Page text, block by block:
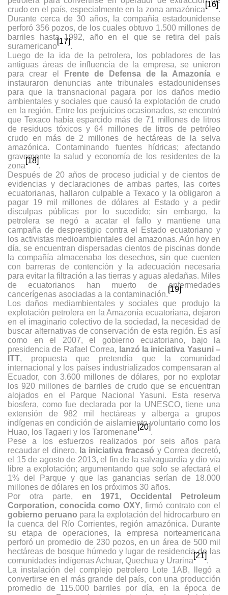
crudo en el país, especialmente en la zona amazónica
[16]
.
Durante cerca de 30 años, la compañía estadounidense
perforó 356 pozos, de los cuales obtuvo 1.500 millones de
barriles hasta 1992, año en el que se retira del país
suramericano
[17]
.
Luego de la ida de la petrolera, los pobladores de las
antiguas áreas de influencia de la empresa, se unieron
para crear el
Frente de Defensa de la Amazonía e
instauraron denuncias ante tribunales estadounidenses
para que la transnacional pagara por los daños medio
ambientales y sociales que causó la explotación de crudo
en la región. Entre los perjuicios ocasionados, se encontró
que Texaco había esparcido más de 71 millones de litros
de residuos tóxicos y 64 millones de litros de petróleo
crudo en más de 2 millones de hectáreas de la selva
amazónica. Contaminando fuentes hídricas; afectando
gravemente la salud y economía de los residentes de la
zona
[18]
.
Después de 20 años de proceso judicial y de cientos de
evidencias y declaraciones de ambas partes, las cortes
ecuatorianas, hallaron culpable a Texaco y la obligaron a
pagar 19 mil millones de dólares al Estado y a pedir
disculpas públicas por lo sucedido; sin embargo, la
petrolera se negó a acatar el fallo y mantiene una
campaña de desprestigio contra el Estado ecuatoriano y
los activistas medioambientales del amazonas. Aún hoy en
día, se encuentran dispersadas cientos de piscinas donde
la compañía almacenaba los desechos, sin que cuenten
con barreras de contención y la adecuación necesaria
para evitar la filtración a las tierras y aguas aledañas. Miles
de ecuatorianos han muerto de enfermedades
cancerígenas asociadas a la contaminación.
[19]
Los daños mediambientales y sociales que produjo la
explotación petrolera en la Amazonía ecuatoriana, dejaron
en el imaginario colectivo de la sociedad, la necesidad de
buscar alternativas de conservación de esta región. Es así
como en el 2007, el gobierno ecuatoriano, bajo la
presidencia de Rafael Correa, lanzó la iniciativa Yasuni –
ITT, propuesta que pretendía que la comunidad
internacional y los países industrializados compensaran al
Ecuador, con 3.600 millones de dólares, por no explotar
los 920 millones de barriles de crudo que se encuentran
alojados en el Parque Nacional Yasuni. Esta reserva
biosfera, como fue declarada por la UNESCO, tiene una
extensión de 982 mil hectáreas y alberga a grupos
indígenas en condición de aislamiento voluntario como los
Huao, los Tagaeri y los Taromenane
[20]
.
Pese a los esfuerzos realizados por seis años para
recaudar el dinero, la iniciativa fracasó y Correa decretó,
el 15 de agosto de 2013, el fin de la salvaguardia y dio vía
libre a explotación; argumentando que solo se afectará el
1% del Parque y que las ganancias serían de 18.000
millones de dólares en los próximos 30 años.
Por otra parte, en 1971, Occidental Petroleum
Corporation, conocida como OXY, firmó contrato con el
gobierno peruano para la explotación del hidrocarburo en
la cuenca del Río Corrientes, región amazónica. Durante
su etapa de operaciones, la empresa norteamericana
perforó un promedio de 230 pozos, en un área de 500 mil
hectáreas de bosque húmedo y lugar de residencia de las
comunidades indígenas Achuar, Quechua y Urarina
[21]
.
La instalación del complejo petrolero Lote 1AB, llegó a
convertirse en el más grande del país, con una producción
promedio de 115.000 barriles por día, en la época de